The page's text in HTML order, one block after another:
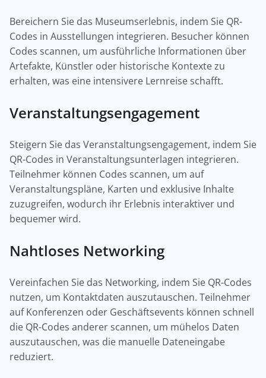
Bereichern Sie das Museumserlebnis, indem Sie QR-
Codes in Ausstellungen integrieren. Besucher können
Codes scannen, um ausführliche Informationen über
Artefakte, Künstler oder historische Kontexte zu
erhalten, was eine intensivere Lernreise schafft.
Veranstaltungsengagement
Steigern Sie das Veranstaltungsengagement, indem Sie
QR-Codes in Veranstaltungsunterlagen integrieren.
Teilnehmer können Codes scannen, um auf
Veranstaltungspläne, Karten und exklusive Inhalte
zuzugreifen, wodurch ihr Erlebnis interaktiver und
bequemer wird.
Nahtloses Networking
Vereinfachen Sie das Networking, indem Sie QR-Codes
nutzen, um Kontaktdaten auszutauschen. Teilnehmer
auf Konferenzen oder Geschäftsevents können schnell
die QR-Codes anderer scannen, um mühelos Daten
auszutauschen, was die manuelle Dateneingabe
reduziert.